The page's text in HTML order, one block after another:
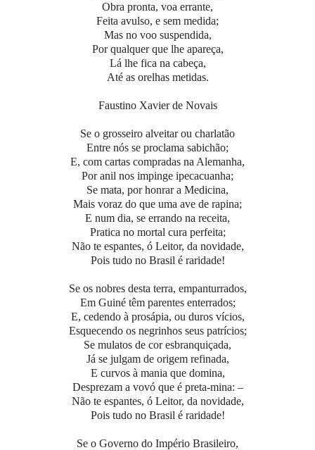
Obra pronta, voa errante,
Feita avulso, e sem medida;
Mas no voo suspendida,
Por qualquer que lhe apareça,
Lá lhe fica na cabeça,
Até as orelhas metidas.
Faustino Xavier de Novais
Se o grosseiro alveitar ou charlatão
Entre nós se proclama sabichão;
E, com cartas compradas na Alemanha,
Por anil nos impinge ipecacuanha;
Se mata, por honrar a Medicina,
Mais voraz do que uma ave de rapina;
E num dia, se errando na receita,
Pratica no mortal cura perfeita;
Não te espantes, ó Leitor, da novidade,
Pois tudo no Brasil é raridade!
Se os nobres desta terra, empanturrados,
Em Guiné têm parentes enterrados;
E, cedendo à prosápia, ou duros vícios,
Esquecendo os negrinhos seus patrícios;
Se mulatos de cor esbranquiçada,
Já se julgam de origem refinada,
E curvos à mania que domina,
Desprezam a vovó que é preta-mina: –
Não te espantes, ó Leitor, da novidade,
Pois tudo no Brasil é raridade!
Se o Governo do Império Brasileiro,